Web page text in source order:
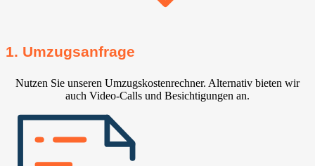
1. Umzugsanfrage
Nutzen Sie unseren Umzugskostenrechner. Alternativ bieten wir
auch Video-Calls und Besichtigungen an.